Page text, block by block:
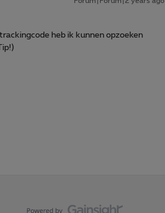
heb ik kunnen opzoeken